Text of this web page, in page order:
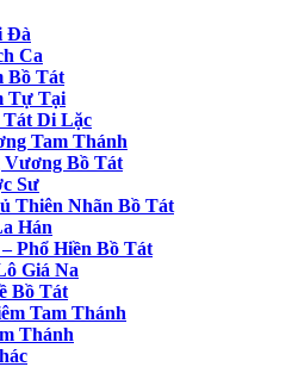
Đà
Ca
Bồ Tát
Tự Tại
Tát Di Lặc
Tam Thánh
Bồ Tát
Sư
Thiên Nhãn Bồ Tát
Hán
Phổ Hiền Bồ Tát
Giá Na
Bồ Tát
Tam Thánh
Thánh